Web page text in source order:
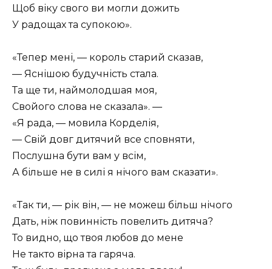
Щоб віку свого ви могли дожить
У радощах та супокою».
«Тепер мені, — король старий сказав,
— Яснішою будучність стала.
Та ще ти, наймолодшая моя,
Свойого слова не сказала». —
«Я рада, — мовила Корделія,
— Свій довг дитячий все сповняти,
Послушна бути вам у всім,
А більше не в силі я нічого вам сказати».
«Так ти, — рік він, — не можеш більш нічого
Дать, ніж повинність повелить дитяча?
То видно, що твоя любов до мене
Не так­то вірна та гаряча.